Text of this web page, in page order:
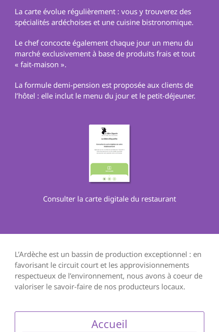
La carte évolue régulièrement : vous y trouverez des
spécialités ardéchoises et une cuisine bistronomique.
Le chef concocte également chaque jour un menu du
marché exclusivement à base de produits frais et tout
« fait-maison ».
La formule demi-pension est proposée aux clients de
l’hôtel : elle inclut le menu du jour et le petit-déjeuner.
Consulter la carte digitale du restaurant
L’Ardèche est un bassin de production exceptionnel : en
favorisant le circuit court et les approvisionnements
respectueux de l’environnement, nous avons à coeur de
valoriser le savoir-faire de nos producteurs locaux.
Accueil